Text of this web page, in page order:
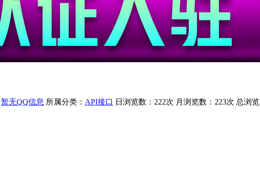
暂无QQ信息 所属分类： API接口 日浏览数：222次 月浏览数：223次 总浏览